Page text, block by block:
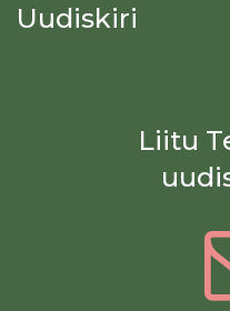
Uudiskiri
Liitu